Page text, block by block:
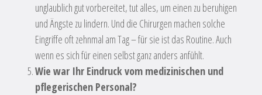
unglaublich gut vorbereitet, tut alles, um einen zu beruhigen
und Ängste zu lindern. Und die Chirurgen machen solche
Eingriffe oft zehnmal am Tag – für sie ist das Routine. Auch
wenn es sich für einen selbst ganz anders anfühlt.
Wie war Ihr Eindruck vom medizinischen und
pflegerischen Personal?